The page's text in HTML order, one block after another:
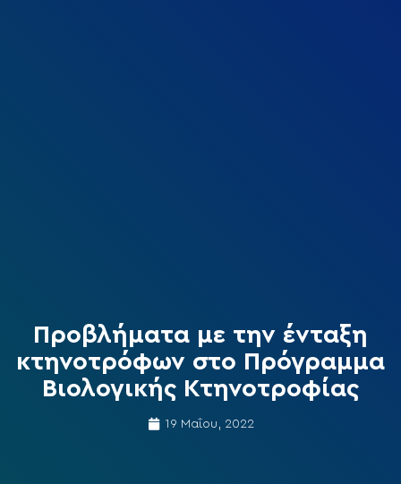
Προβλήματα με την ένταξη
κτηνοτρόφων στο Πρόγραμμα
Βιολογικής Κτηνοτροφίας
19 Μαΐου, 2022